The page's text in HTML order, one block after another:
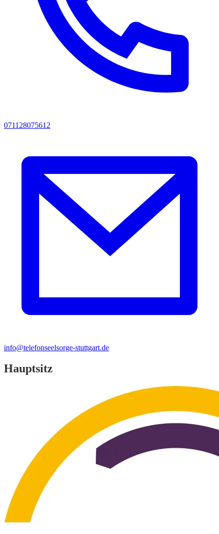
071128075612
info@telefonseelsorge-stuttgart.de
Hauptsitz